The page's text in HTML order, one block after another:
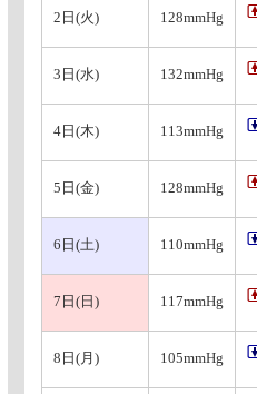
2日(火) 128mmHg
3日(水) 132mmHg
4日(木) 113mmHg
5日(金) 128mmHg
6日(土) 110mmHg
7日(日) 117mmHg
8日(月) 105mmHg